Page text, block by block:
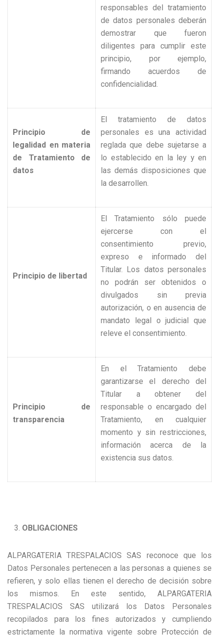
responsables del tratamiento
de datos personales deberán
demostrar que fueron
diligentes para cumplir este
principio, por ejemplo,
firmando acuerdos de
confidencialidad.
Principio de
legalidad en materia
de Tratamiento de
datos
El tratamiento de datos
personales es una actividad
reglada que debe sujetarse a
lo establecido en la ley y en
las demás disposiciones que
la desarrollen.
Principio de libertad
El Tratamiento sólo puede
ejercerse con el
consentimiento previo,
expreso e informado del
Titular. Los datos personales
no podrán ser obtenidos o
divulgados sin previa
autorización, o en ausencia de
mandato legal o judicial que
releve el consentimiento.
Principio de
transparencia
En el Tratamiento debe
garantizarse el derecho del
Titular a obtener del
responsable o encargado del
Tratamiento, en cualquier
momento y sin restricciones,
información acerca de la
existencia sus datos.
OBLIGACIONES
ALPARGATERIA TRESPALACIOS SAS reconoce que los
Datos Personales pertenecen a las personas a quienes se
refieren, y solo ellas tienen el derecho de decisión sobre
los mismos. En este sentido, ALPARGATERIA
TRESPALACIOS SAS utilizará los Datos Personales
recopilados para los fines autorizados y cumpliendo
estrictamente la normativa vigente sobre Protección de